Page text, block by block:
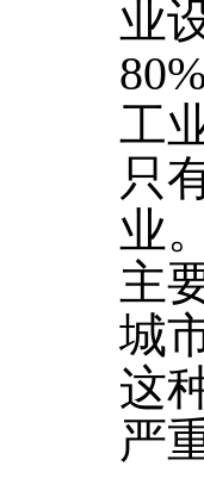
业
工
只
业。
主
城
这
严